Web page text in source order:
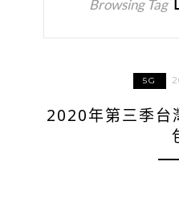
Browsing Tag
5G
2020年第三季台